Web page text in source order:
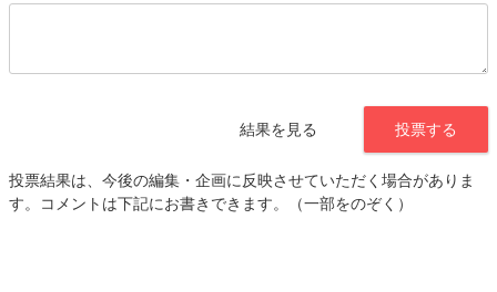
結果を見る 投票する
投票結果は、今後の編集・企画に反映させていただく場合がありま
す。コメントは下記にお書きできます。（一部をのぞく）